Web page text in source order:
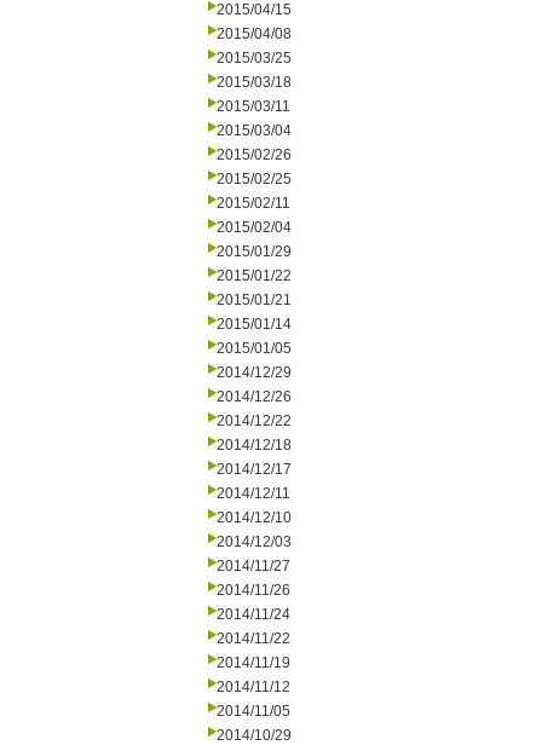
2015/04/15
2015/04/08
2015/03/25
2015/03/18
2015/03/11
2015/03/04
2015/02/26
2015/02/25
2015/02/11
2015/02/04
2015/01/29
2015/01/22
2015/01/21
2015/01/14
2015/01/05
2014/12/29
2014/12/26
2014/12/22
2014/12/18
2014/12/17
2014/12/11
2014/12/10
2014/12/03
2014/11/27
2014/11/26
2014/11/24
2014/11/22
2014/11/19
2014/11/12
2014/11/05
2014/10/29